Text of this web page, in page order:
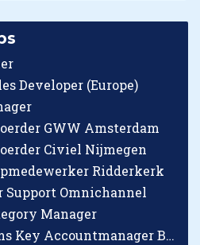
Developer (Europe)
GWW Amsterdam
Civiel Nijmegen
Ridderkerk
Support Omnichannel
Manager
Checkpoint Systems Key Accountmanager Benelux